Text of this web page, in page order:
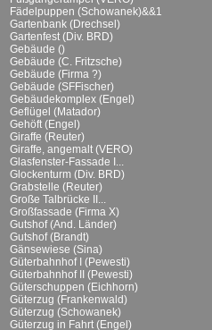
Fädelpuppen (Schowanek)&&1
Gartenbank (Drechsel)
Gartenfest (Div. BRD)
Gebäude ()
Gebäude (C. Fritzsche)
Gebäude (Firma ?)
Gebäude (SFFischer)
Gebäudekomplex (Engel)
Geflügel (Matador)
Gehöft (Engel)
Giraffe (Reuter)
Giraffe, angemalt (VERO)
Glasfenster-Fassade I...
Glockenturm (Div. BRD)
Grabstelle (Reuter)
Große Talbrücke II...
Großfassade (Firma X)
Gutshof (And. Länder)
Gutshof (Brandt)
Gänsewiese (Sina)
Güterbahnhof I (Pewesti)
Güterbahnhof II (Pewesti)
Güterschuppen (Eichhorn)
Güterzug (Frankenwald)
Güterzug (Schowanek)
Güterzug in Fahrt (Engel)